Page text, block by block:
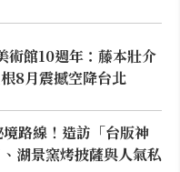
術館10週年：藤本壯介
8月震撼空降台北
路線！造訪「台版神
湖景窯烤披薩與人氣私